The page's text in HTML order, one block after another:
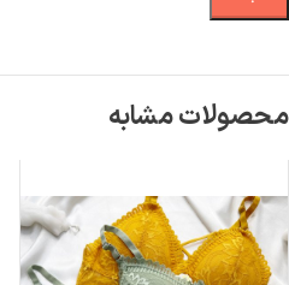
محصولات مشابه